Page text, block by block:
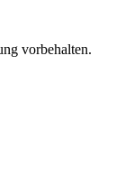
vorbehalten.